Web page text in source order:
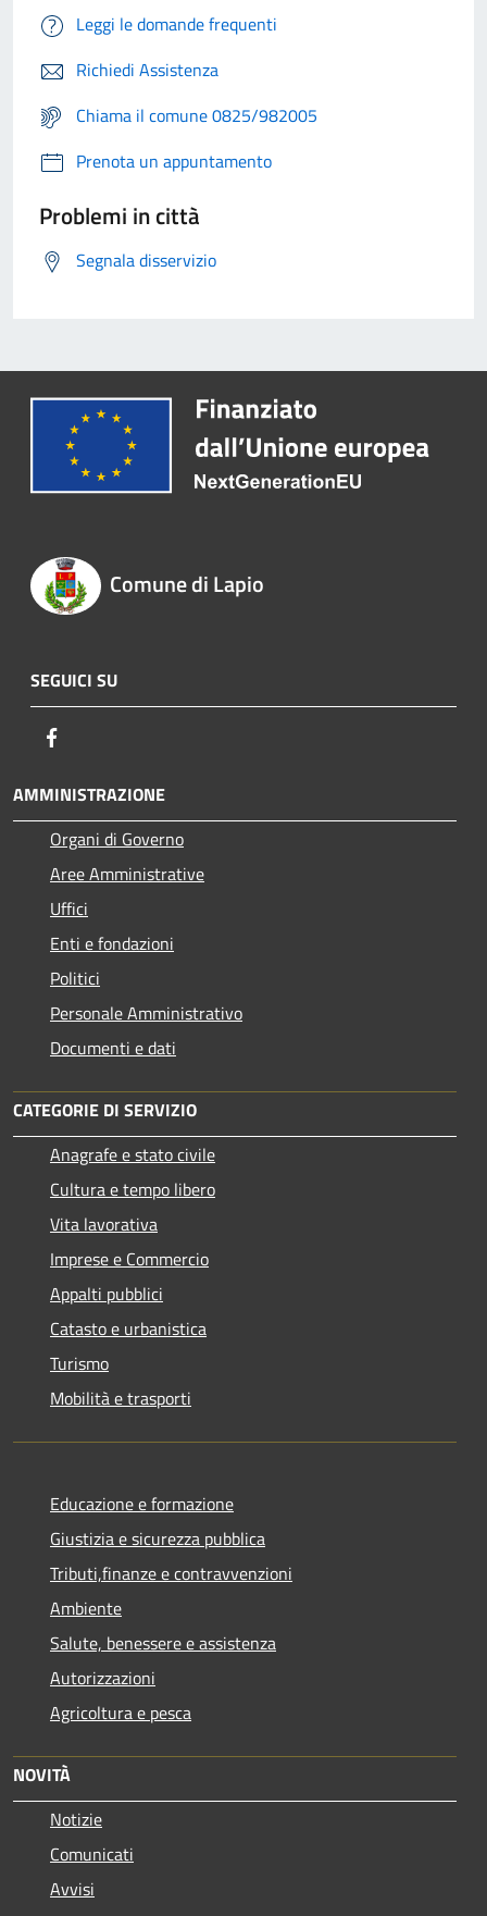
Leggi le domande frequenti
Richiedi Assistenza
Chiama il comune 0825/982005
Prenota un appuntamento
Problemi in città
Segnala disservizio
Comune di Lapio
SEGUICI SU
AMMINISTRAZIONE
Organi di Governo
Aree Amministrative
Uffici
Enti e fondazioni
Politici
Personale Amministrativo
Documenti e dati
CATEGORIE DI SERVIZIO
Anagrafe e stato civile
Cultura e tempo libero
Vita lavorativa
Imprese e Commercio
Appalti pubblici
Catasto e urbanistica
Turismo
Mobilità e trasporti
Educazione e formazione
Giustizia e sicurezza pubblica
Tributi,finanze e contravvenzioni
Ambiente
Salute, benessere e assistenza
Autorizzazioni
Agricoltura e pesca
NOVITÀ
Notizie
Comunicati
Avvisi